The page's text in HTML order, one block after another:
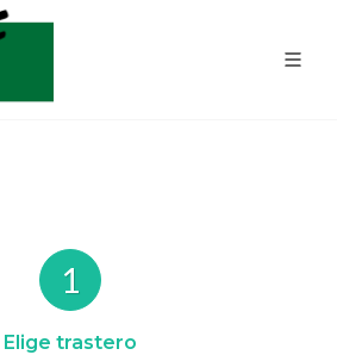
1
Elige trastero